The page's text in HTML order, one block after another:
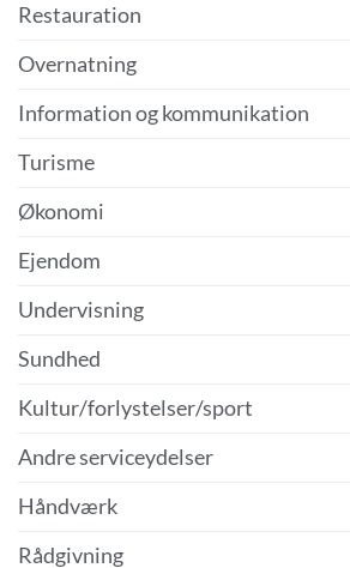
Restauration
Overnatning
Information og kommunikation
Turisme
Økonomi
Ejendom
Undervisning
Sundhed
Kultur/forlystelser/sport
Andre serviceydelser
Håndværk
Rådgivning